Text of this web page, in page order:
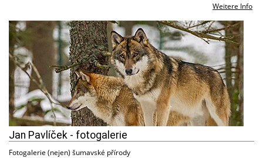
Weitere Info
Jan Pavlíček - fotogalerie
Fotogalerie (nejen) šumavské přírody